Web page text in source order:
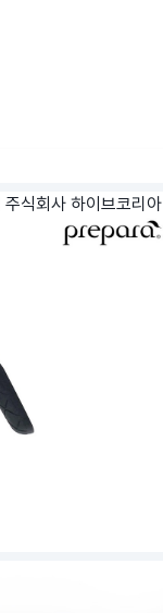
주식회사 하이브코리아